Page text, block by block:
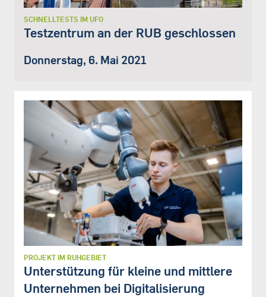
SCHNELLTESTS IM UFO
Testzentrum an der RUB geschlossen
Donnerstag, 6. Mai 2021
PROJEKT IM RUHGEBIET
Unterstützung für kleine und mittlere
Unternehmen bei Digitalisierung